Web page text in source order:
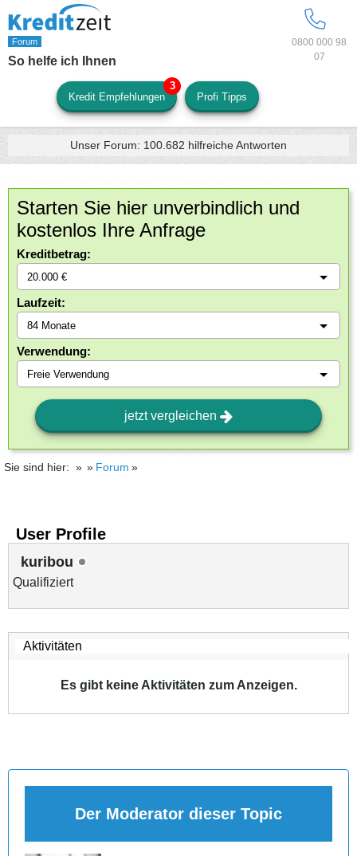
0800 000 98
07
So helfe ich Ihnen
Kredit Empfehlungen Profi Tipps
Unser Forum: 100.682 hilfreiche Antworten
Starten Sie hier unverbindlich und
kostenlos Ihre Anfrage
Kreditbetrag:
Laufzeit:
Verwendung:
jetzt vergleichen
Sie sind hier: Forum
User Profile
kuribou
Qualifiziert
Es gibt keine Aktivitäten zum Anzeigen.
Der Moderator dieser Topic